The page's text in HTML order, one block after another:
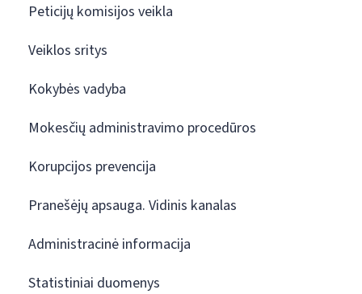
Peticijų komisijos veikla
Veiklos sritys
Kokybės vadyba
Mokesčių administravimo procedūros
Korupcijos prevencija
Pranešėjų apsauga. Vidinis kanalas
Administracinė informacija
Statistiniai duomenys